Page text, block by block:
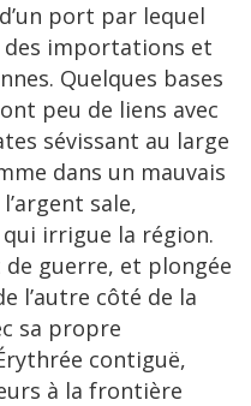
port par lequel
importations et
Quelques bases
peu de liens avec
sévissant au large
dans un mauvais
l’argent sale,
irrigue la région.
de guerre, et plongée
l’autre côté de la
sa propre
contiguë,
à la frontière